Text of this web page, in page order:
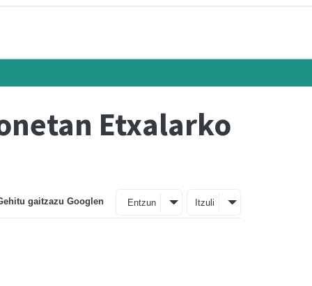
Etxalarko
gaitzazu Googlen Entzun Itzuli